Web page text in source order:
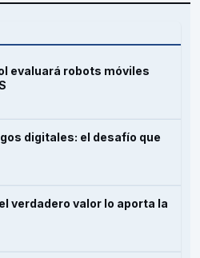
evaluará robots móviles
digitales: el desafío que
verdadero valor lo aporta la